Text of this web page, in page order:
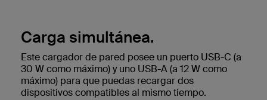
Carga simultánea.
Este cargador de pared posee un puerto USB-C (a
30 W como máximo) y uno USB-A (a 12 W como
máximo) para que puedas recargar dos
dispositivos compatibles al mismo tiempo.